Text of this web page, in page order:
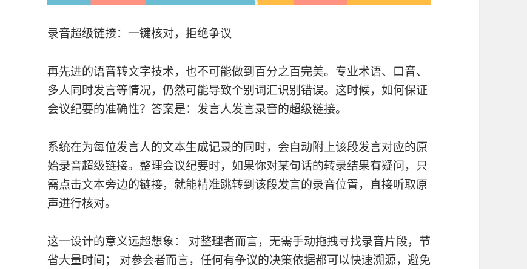
录音超级链接：一键核对，拒绝争议
再先进的语音转文字技术，也不可能做到百分之百完美。专业术语、口音、
多人同时发言等情况，仍然可能导致个别词汇识别错误。这时候，如何保证
会议纪要的准确性？答案是：发言人发言录音的超级链接。
系统在为每位发言人的文本生成记录的同时，会自动附上该段发言对应的原
始录音超级链接。整理会议纪要时，如果你对某句话的转录结果有疑问，只
需点击文本旁边的链接，就能精准跳转到该段发言的录音位置，直接听取原
声进行核对。
这一设计的意义远超想象： 对整理者而言，无需手动拖拽寻找录音片段，节
省大量时间； 对参会者而言，任何有争议的决策依据都可以快速溯源，避免